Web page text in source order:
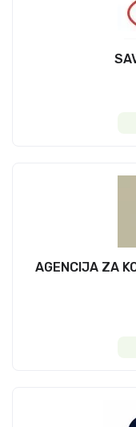
AGENCIJA ZA